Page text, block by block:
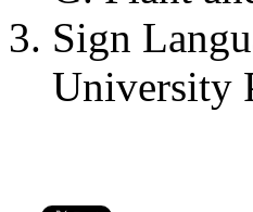
Sign
University